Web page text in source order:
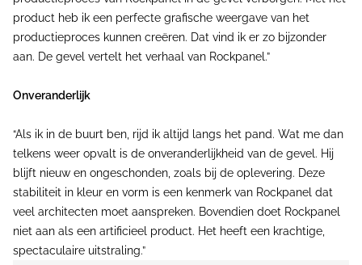
product heb ik een perfecte grafische weergave van het
productieproces kunnen creëren. Dat vind ik er zo bijzonder
aan. De gevel vertelt het verhaal van Rockpanel.”
Onveranderlijk
“Als ik in de buurt ben, rijd ik altijd langs het pand. Wat me dan
telkens weer opvalt is de onveranderlijkheid van de gevel. Hij
blijft nieuw en ongeschonden, zoals bij de oplevering. Deze
stabiliteit in kleur en vorm is een kenmerk van Rockpanel dat
veel architecten moet aanspreken. Bovendien doet Rockpanel
niet aan als een artificieel product. Het heeft een krachtige,
spectaculaire uitstraling.”